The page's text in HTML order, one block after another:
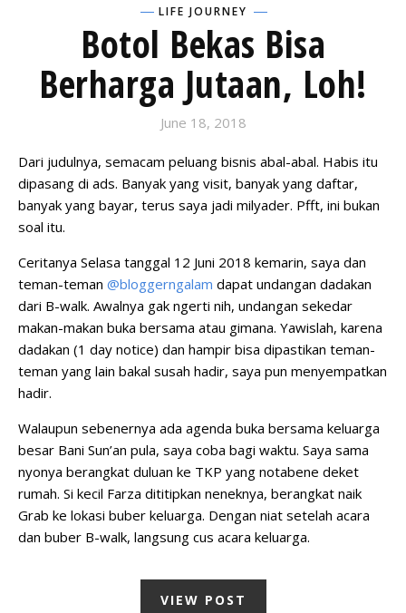
LIFE JOURNEY
Botol Bekas Bisa
Berharga Jutaan, Loh!
June 18, 2018
Dari judulnya, semacam peluang bisnis abal-abal. Habis itu
dipasang di ads. Banyak yang visit, banyak yang daftar,
banyak yang bayar, terus saya jadi milyader. Pfft, ini bukan
soal itu.
Ceritanya Selasa tanggal 12 Juni 2018 kemarin, saya dan
teman-teman @bloggerngalam dapat undangan dadakan
dari B-walk. Awalnya gak ngerti nih, undangan sekedar
makan-makan buka bersama atau gimana. Yawislah, karena
dadakan (1 day notice) dan hampir bisa dipastikan teman-
teman yang lain bakal susah hadir, saya pun menyempatkan
hadir.
Walaupun sebenernya ada agenda buka bersama keluarga
besar Bani Sun’an pula, saya coba bagi waktu. Saya sama
nyonya berangkat duluan ke TKP yang notabene deket
rumah. Si kecil Farza dititipkan neneknya, berangkat naik
Grab ke lokasi buber keluarga. Dengan niat setelah acara
dan buber B-walk, langsung cus acara keluarga.
VIEW POST